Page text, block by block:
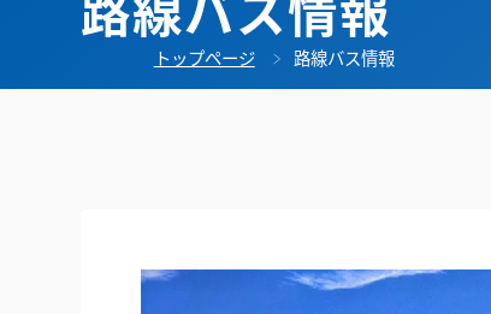
トップページ 路線バス情報